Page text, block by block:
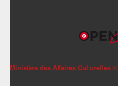
Ministère des Affaires Culturelles ©